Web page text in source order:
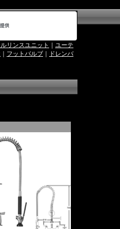
ルリンスユニット
ユーテ
フットバルブ
ドレンバ